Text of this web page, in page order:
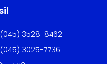
3528-8462
3025-7736